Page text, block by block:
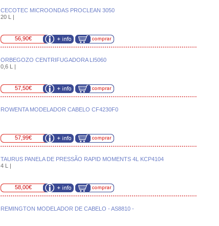
CECOTEC MICROONDAS PROCLEAN 3050
20 L |
56,90€
ORBEGOZO CENTRIFUGADORA LI5060
0,6 L |
57,50€
ROWENTA MODELADOR CABELO CF4230F0
57,99€
TAURUS PANELA DE PRESSÃO RAPID MOMENTS 4L KCP4104
4 L |
58,00€
REMINGTON MODELADOR DE CABELO - AS8810 -